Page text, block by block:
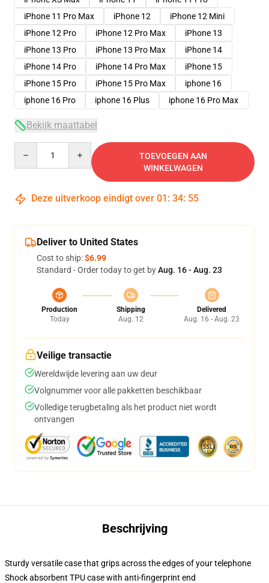
iPhone 11 Pro Max
iPhone 12
iPhone 12 Mini
iPhone 12 Pro
iPhone 12 Pro Max
iPhone 13
iPhone 13 Pro
iPhone 13 Pro Max
iPhone 14
iPhone 14 Pro
iPhone 14 Pro Max
iPhone 15
iPhone 15 Pro
iPhone 15 Pro Max
iphone 16
iphone 16 Pro
iphone 16 Plus iphone 16 Pro Max
Bekijk maattabel
TOEVOEGEN AAN
WINKELWAGEN
Deze uitverkoop eindigt over 01 : 34: 54
Deliver to United States
Cost to ship:$6.99
Standard - Order today to get byAug. 16 - Aug. 23
Production
Today
Shipping
Aug. 12
Delivered
Aug. 16 - Aug. 23
Veilige transactie
Wereldwijde levering aan uw deur
Volgnummer voor alle pakketten beschikbaar
Volledige terugbetaling als het product niet wordt
ontvangen
Beschrijving
Sturdy versatile case that grips across the edges of your telephone
Shock absorbent TPU case with anti-fingerprint end